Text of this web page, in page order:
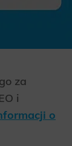
za
i
o